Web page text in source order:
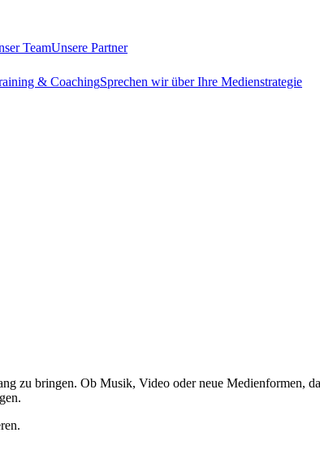
TeamUnsere Partner
& CoachingSprechen wir über Ihre Medienstrategie
zu bringen. Ob Musik, Video oder neue Medienformen,